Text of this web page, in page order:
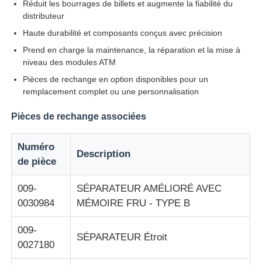
Pièces de guichet automatique Glory NMD
Pièces de distributeurs automatiques OKI
Tri des billets de banque
compteur de facture
Imprimante de carte
Réduit les bourrages de billets et augmente la fiabilité du
distributeur
Haute durabilité et composants conçus avec précision
Prend en charge la maintenance, la réparation et la mise à
niveau des modules ATM
Pièces de rechange en option disponibles pour un
remplacement complet ou une personnalisation
Pièces de rechange associées
Numéro
de pièce
Description
009-
0030984
SÉPARATEUR AMÉLIORÉ AVEC
MÉMOIRE FRU - TYPE B
009-
0027180
SÉPARATEUR Étroit